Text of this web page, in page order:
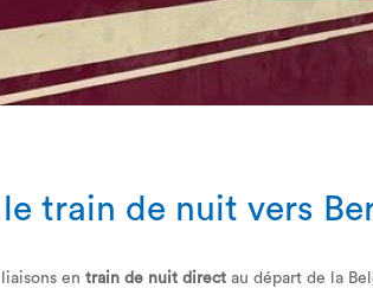
le train de nuit vers
en train de nuit direct au départ de la